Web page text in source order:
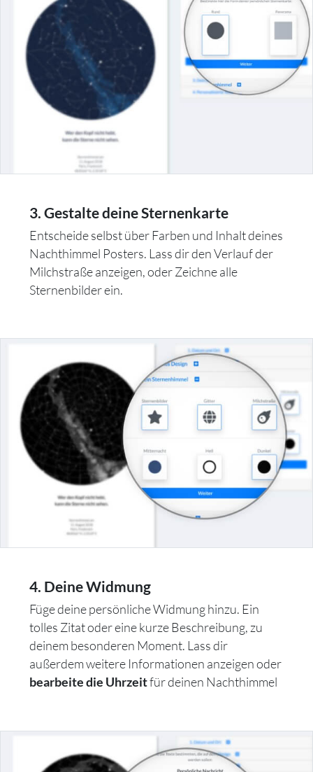
3. Gestalte deine Sternenkarte
Entscheide selbst über Farben und Inhalt deines
Nachthimmel Posters. Lass dir den Verlauf der
Milchstraße anzeigen, oder Zeichne alle
Sternenbilder ein.
4. Deine Widmung
Füge deine persönliche Widmung hinzu. Ein
tolles Zitat oder eine kurze Beschreibung, zu
deinem besonderen Moment. Lass dir
außerdem weitere Informationen anzeigen oder
bearbeite die Uhrzeitfür deinen Nachthimmel